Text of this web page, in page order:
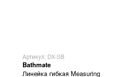
Артикул: DX-SB
Bathmate
Линейка гибкая Measuring